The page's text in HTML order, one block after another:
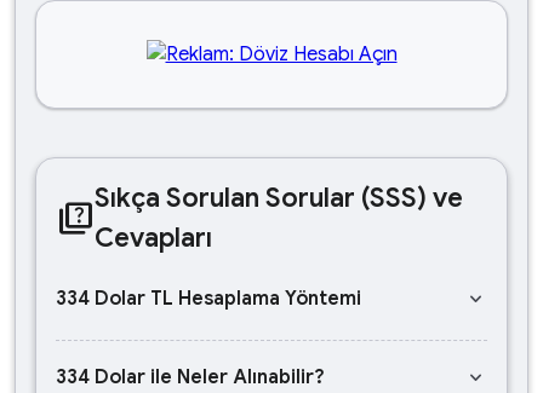
quizSıkça Sorulan Sorular (SSS) ve
Cevapları
334 Dolar TL Hesaplama Yöntemi keyboard_arrow_down
334 Dolar ile Neler Alınabilir? keyboard_arrow_down